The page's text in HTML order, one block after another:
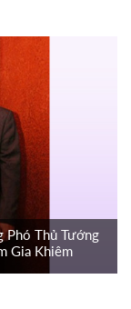
Phó Thủ Tướng
Gia Khiêm